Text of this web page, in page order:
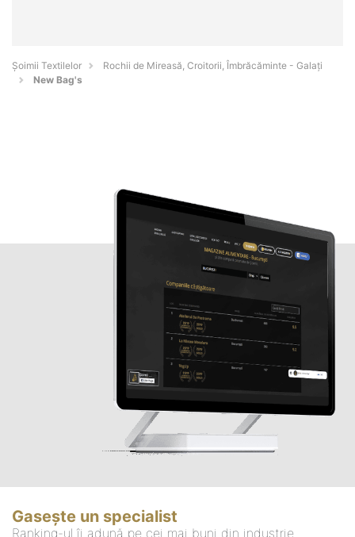
Șoimii Textilelor
Rochii de Mireasă, Croitorii, Îmbrăcăminte - Galaţi
New Bag's
Gasește un specialist
Ranking-ul îi adună pe cei mai buni din industrie